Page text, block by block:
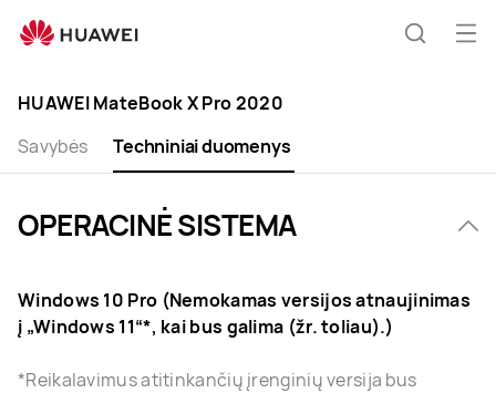
MateBook
ProHUAWEI MateBook X Pro 2020
Savybės
Techniniai duomenys
OPERACINĖ SISTEMA
Windows 10 Pro (Nemokamas versijos atnaujinimas
į „Windows 11“*, kai bus galima (žr. toliau).)
*Reikalavimus atitinkančių įrenginių versija bus